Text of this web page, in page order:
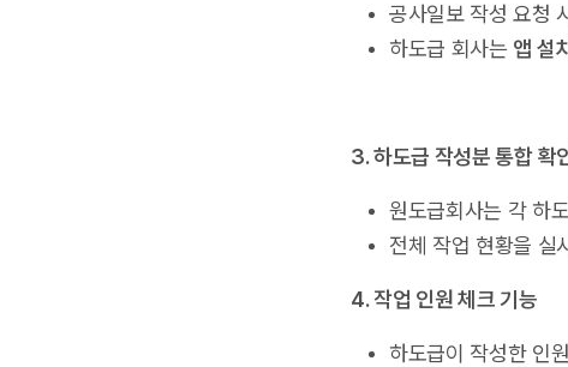
공사일보 작성 요청
하도급 회사는 앱 설
3. 하도급 작성분 통합 확
원도급회사는 각 하
전체 작업 현황을 실
4. 작업 인원 체크 기능
하도급이 작성한 인